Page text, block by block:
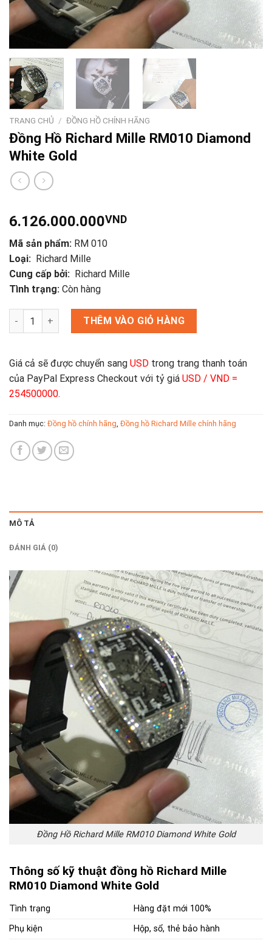
TRANG CHỦ / ĐỒNG HỒ CHÍNH HÃNG
Đồng Hồ Richard Mille RM010 Diamond
White Gold
6.126.000.000VND
Mã sản phẩm: RM 010
Loại: Richard Mille
Cung cấp bởi: Richard Mille
Tình trạng: Còn hàng
Đồng Hồ Richard Mille RM010 Diamond White Gold số lượng
THÊM VÀO GIỎ HÀNG
Giá cả sẽ được chuyển sang USD trong trang thanh toán
của PayPal Express Checkout với tỷ giá USD / VND =
254500000.
Danh mục: Đồng hồ chính hãng, Đồng hồ Richard Mille chính hãng
MÔ TẢ
ĐÁNH GIÁ (0)
Đồng Hồ Richard Mille RM010 Diamond White Gold
Thông số kỹ thuật đồng hồ Richard Mille
RM010 Diamond White Gold
Tình trạng
Hàng đặt mới 100%
Phụ kiện
Hộp, sổ, thẻ bảo hành